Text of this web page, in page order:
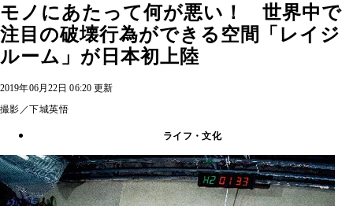
モノにあたって何が悪い！ 世界中で
注目の破壊行為ができる空間「レイジ
ルーム」が日本初上陸
2019年06月22日 06:20 更新
撮影／下城英悟
ライフ・文化